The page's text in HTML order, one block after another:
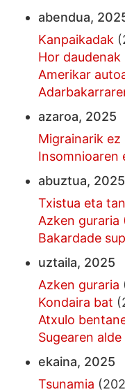
abendua,
Kanpaikadak
Hor daudenak
Amerikar
azaroa, 2025
Migrainarik ez
Insomnioaren
abuztua, 2025
Txistua eta
Azken guraria
Bakardade
uztaila, 2025
Azken guraria
Kondaira bat
Atxulo
Sugearen alde
ekaina, 2025
Tsunamia